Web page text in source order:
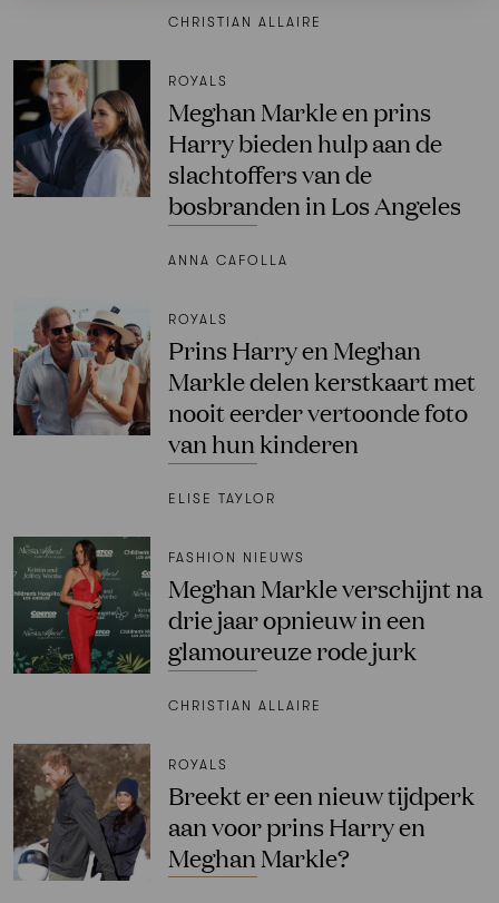
CHRISTIAN ALLAIRE
ROYALS
Meghan Markle en prins
Harry bieden hulp aan de
slachtoffers van de
bosbranden in Los Angeles
ANNA CAFOLLA
ROYALS
Prins Harry en Meghan
Markle delen kerstkaart met
nooit eerder vertoonde foto
van hun kinderen
ELISE TAYLOR
FASHION NIEUWS
Meghan Markle verschijnt na
drie jaar opnieuw in een
glamoureuze rode jurk
CHRISTIAN ALLAIRE
ROYALS
Breekt er een nieuw tijdperk
aan voor prins Harry en
Meghan Markle?